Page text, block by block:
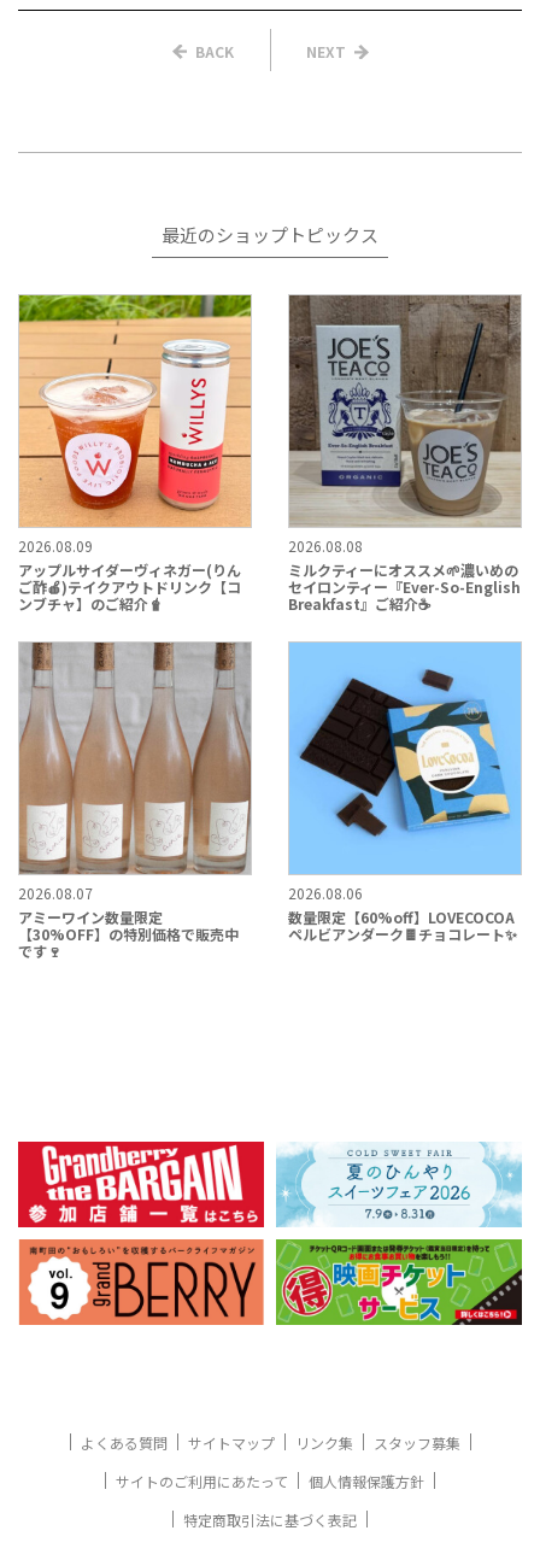
BACK NEXT
最近のショップトピックス
2026.08.09
アップルサイダーヴィネガー(りん
ご酢🍎)テイクアウトドリンク【コ
ンブチャ】のご紹介🧋
2026.08.08
ミルクティーにオススメ🌱濃いめの
セイロンティー『Ever-So-English
Breakfast』ご紹介☕
2026.08.07
アミーワイン数量限定
【30%OFF】の特別価格で販売中
です🍷
2026.08.06
数量限定【60%off】LOVECOCOA
ペルビアンダーク🍫チョコレート✨
よくある質問 サイトマップ リンク集
スタッフ募集
サイトのご利用にあたって
個人情報保護方針
特定商取引法に基づく表記